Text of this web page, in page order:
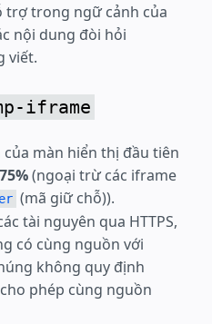
trợ trong ngữ cảnh của
nội dung đòi hỏi
viết.
iframe
màn hiển thị đầu tiên
75%(ngoại trừ các iframe
(mã giữ chỗ)).
tài nguyên qua HTTPS,
có cùng nguồn với
không quy định
phép cùng nguồn